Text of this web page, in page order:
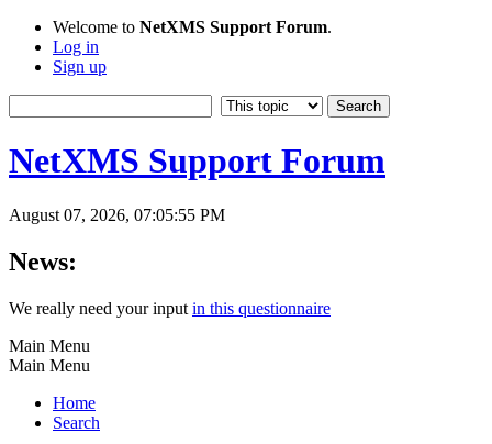
Welcome to NetXMS Support Forum.
Log in
Sign up
NetXMS Support Forum
August 07, 2026, 07:05:55 PM
News:
We really need your input in this questionnaire
Main Menu
Main Menu
Home
Search